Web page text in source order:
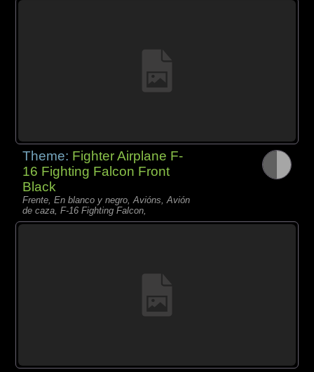
Theme: Fighter Airplane F-
16 Fighting Falcon Front
Black
Frente, En blanco y negro, Avións, Avión
de caza, F-16 Fighting Falcon,